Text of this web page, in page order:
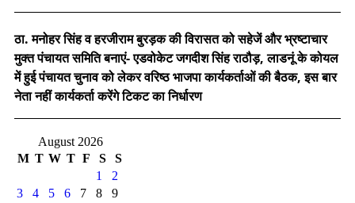
ठा. मनोहर सिंह व हरजीराम बुरड़क की विरासत को सहेजें और भ्रष्टाचार
मुक्त पंचायत समिति बनाएं- एडवोकेट जगदीश सिंह राठौड़, लाडनूं के कोयल
में हुई पंचायत चुनाव को लेकर वरिष्ठ भाजपा कार्यकर्ताओं की बैठक, इस बार
नेता नहीं कार्यकर्ता करेंगे टिकट का निर्धारण
August 2026
M T W T F S
S
1
2
3
4 5 6 7 8
9